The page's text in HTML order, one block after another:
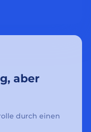
aber
durch einen